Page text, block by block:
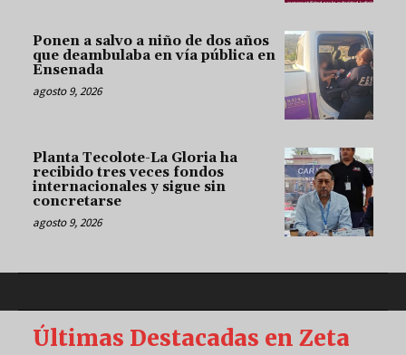
Ponen a salvo a niño de dos años
que deambulaba en vía pública en
Ensenada
agosto 9, 2026
Planta Tecolote-La Gloria ha
recibido tres veces fondos
internacionales y sigue sin
concretarse
agosto 9, 2026
Últimas Destacadas en Zeta